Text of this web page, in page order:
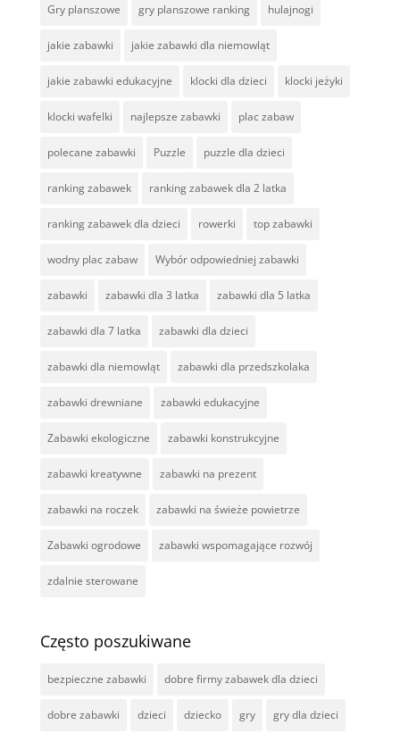
Gry planszowe gry planszowe ranking hulajnogi
jakie zabawki jakie zabawki dla niemowląt
jakie zabawki edukacyjne klocki dla dzieci klocki jeżyki
klocki wafelki najlepsze zabawki plac zabaw
polecane zabawki Puzzle puzzle dla dzieci
ranking zabawek ranking zabawek dla 2 latka
ranking zabawek dla dzieci rowerki top zabawki
wodny plac zabaw Wybór odpowiedniej zabawki
zabawki zabawki dla 3 latka zabawki dla 5 latka
zabawki dla 7 latka zabawki dla dzieci
zabawki dla niemowląt zabawki dla przedszkolaka
zabawki drewniane zabawki edukacyjne
Zabawki ekologiczne zabawki konstrukcyjne
zabawki kreatywne zabawki na prezent
zabawki na roczek zabawki na świeże powietrze
Zabawki ogrodowe zabawki wspomagające rozwój
zdalnie sterowane
Często poszukiwane
bezpieczne zabawki dobre firmy zabawek dla dzieci
dobre zabawki dzieci dziecko gry gry dla dzieci